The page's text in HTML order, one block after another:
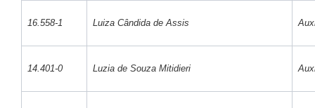
16.558-1 Luiza Cândida de Assis
14.401-0 Luzia de Souza Mitidieri